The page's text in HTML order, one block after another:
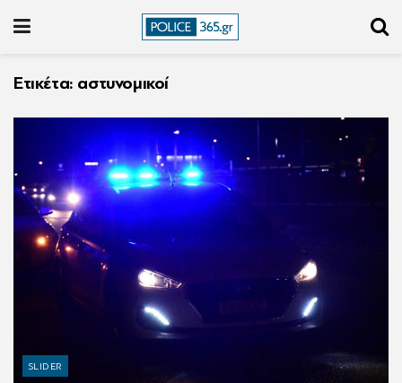
Ετικέτα: αστυνομικοί
SLIDER